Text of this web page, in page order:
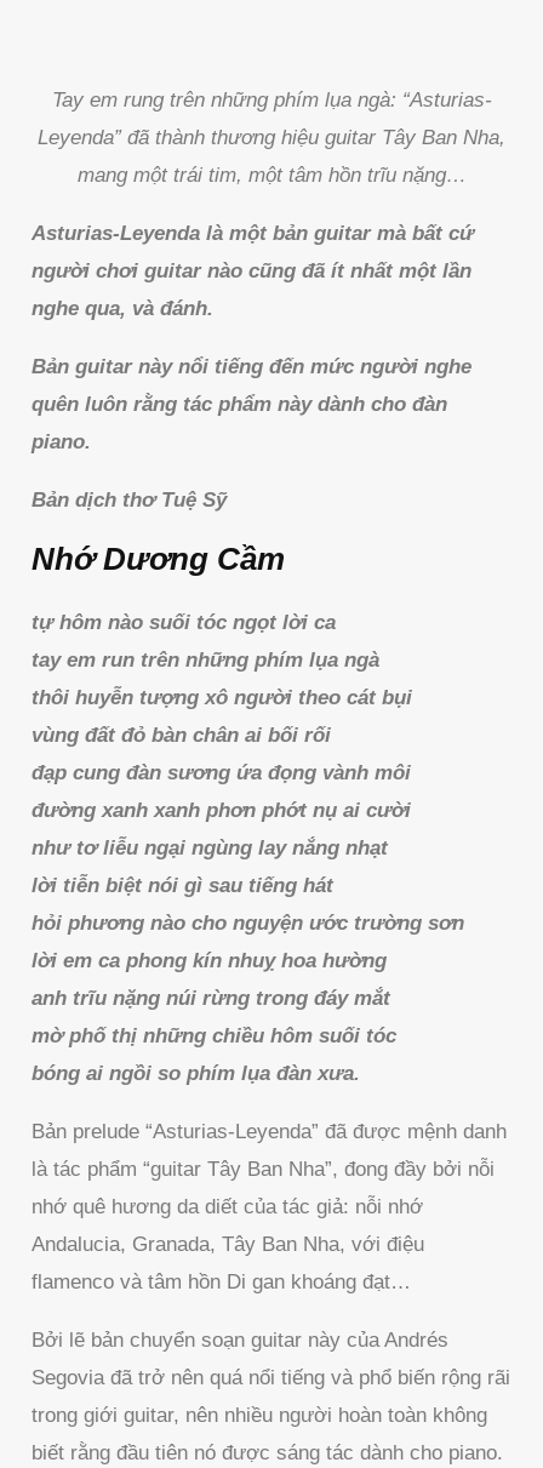
Tay em rung trên những phím lụa ngà: “Asturias-
Leyenda” đã thành thương hiệu guitar Tây Ban Nha,
mang một trái tim, một tâm hồn trĩu nặng…
Asturias-Leyenda là một bản guitar mà bất cứ
người chơi guitar nào cũng đã ít nhất một lần
nghe qua, và đánh.
Bản guitar này nổi tiếng đến mức người nghe
quên luôn rằng tác phẩm này dành cho đàn
piano.
Bản dịch thơ Tuệ Sỹ
Nhớ Dương Cầm
tự hôm nào suối tóc ngọt lời ca
tay em run trên những phím lụa ngà
thôi huyễn tượng xô người theo cát bụi
vùng đất đỏ bàn chân ai bối rối
đạp cung đàn sương ứa đọng vành môi
đường xanh xanh phơn phớt nụ ai cười
như tơ liễu ngại ngùng lay nắng nhạt
lời tiễn biệt nói gì sau tiếng hát
hỏi phương nào cho nguyện ước trường sơn
lời em ca phong kín nhuỵ hoa hường
anh trĩu nặng núi rừng trong đáy mắt
mờ phố thị những chiều hôm suối tóc
bóng ai ngồi so phím lụa đàn xưa.
Bản prelude “Asturias-Leyenda” đã được mệnh danh
là tác phẩm “guitar Tây Ban Nha”, đong đầy bởi nỗi
nhớ quê hương da diết của tác giả: nỗi nhớ
Andalucia, Granada, Tây Ban Nha, với điệu
flamenco và tâm hồn Di gan khoáng đạt…
Bởi lẽ bản chuyển soạn guitar này của Andrés
Segovia đã trở nên quá nổi tiếng và phổ biến rộng rãi
trong giới guitar, nên nhiều người hoàn toàn không
biết rằng đầu tiên nó được sáng tác dành cho piano.